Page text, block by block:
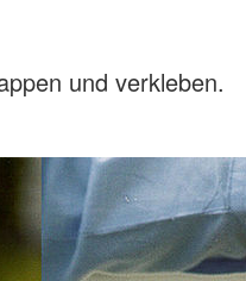
und verkleben.